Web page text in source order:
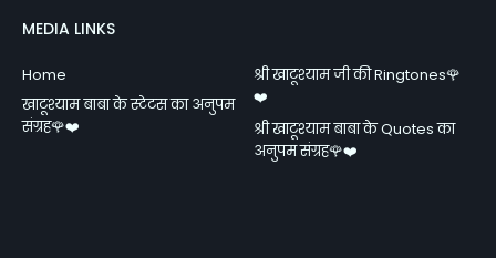
MEDIA LINKS
Home
श्री खाटूश्याम जी की Ringtones🌹
❤️
खाटूश्याम बाबा के स्टेटस का अनुपम
संग्रह🌹❤️
श्री खाटूश्याम बाबा के Quotes का
अनुपम संग्रह🌹❤️